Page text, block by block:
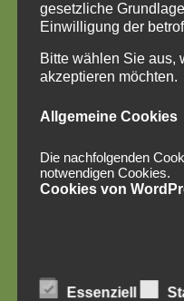
gesetzliche
Einwilligung der
Bitte wählen Sie aus,
akzeptieren möchten.
Allgemeine Cookies
Die nachfolgenden
notwendigen Cookies.
Cookies von
Essenziell